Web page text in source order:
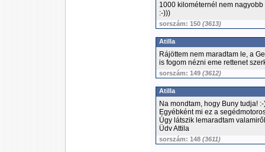
1000 kilométernél nem
:-)))
sorszám: 150 (3613)
Atilla
Rájöttem nem maradtam le, a
is fogom nézni eme rettenet
sorszám: 149 (3612)
Atilla
Na mondtam, hogy Buny tudja! :-
Egyébként mi ez a
Úgy látszik lemaradtam
Üdv Attila
sorszám: 148 (3611)